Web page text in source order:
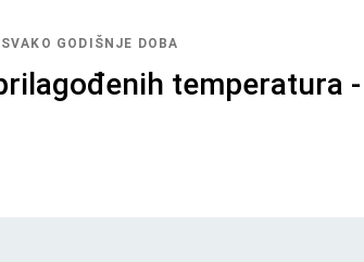
GODIŠNJE DOBA
temperatura -